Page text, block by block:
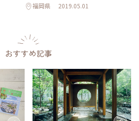
福岡県 2019.05.01
おすすめ記事